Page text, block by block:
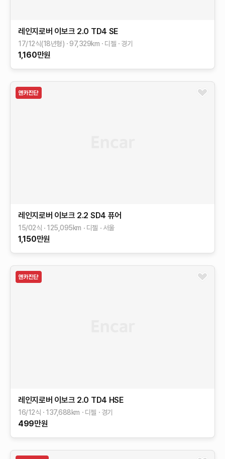
레인지로버 이보크 2.0 TD4 SE
17/12식(18년형) 97,329km 디젤 경기
1,160만원
레인지로버 이보크 2.2 SD4 퓨어
15/02식 125,095km 디젤 서울
1,150만원
레인지로버 이보크 2.0 TD4 HSE
16/12식 137,688km 디젤 경기
499만원